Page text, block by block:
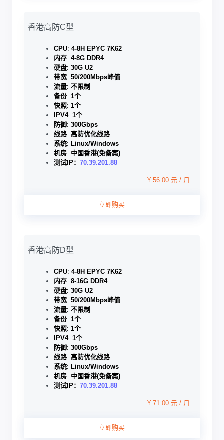
香港高防C型
CPU: 4-8H EPYC 7K62
内存: 4-8G DDR4
硬盘: 30G U2
带宽: 50/200Mbps峰值
流量: 不限制
备份: 1个
快照: 1个
IPV4: 1个
防御: 300Gbps
线路: 高防优化线路
系统: Linux/Windows
机房: 中国香港(免备案)
测试IP： 70.39.201.88
¥ 56.00 元 / 月
立即购买
香港高防D型
CPU: 4-8H EPYC 7K62
内存: 8-16G DDR4
硬盘: 30G U2
带宽: 50/200Mbps峰值
流量: 不限制
备份: 1个
快照: 1个
IPV4: 1个
防御: 300Gbps
线路: 高防优化线路
系统: Linux/Windows
机房: 中国香港(免备案)
测试IP： 70.39.201.88
¥ 71.00 元 / 月
立即购买